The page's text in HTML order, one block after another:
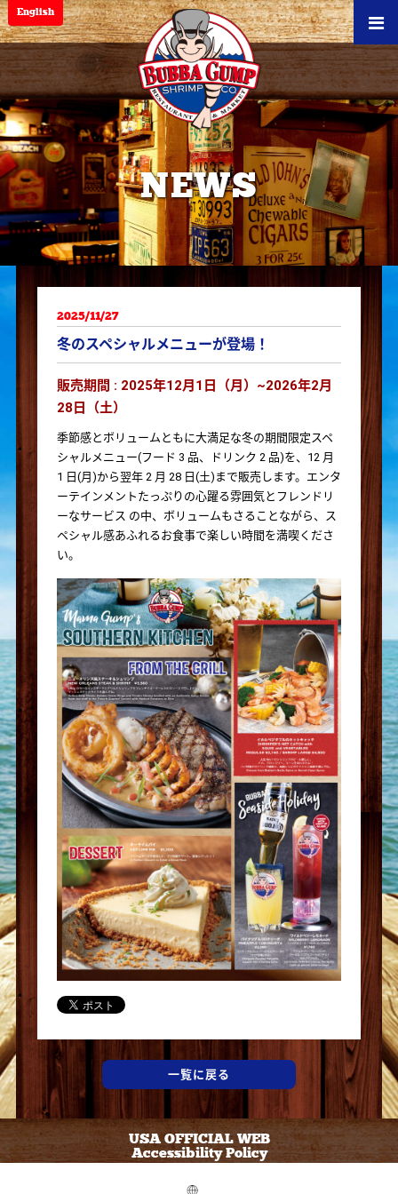
English
NEWS
2025/11/27
冬のスペシャルメニューが登場！
販売期間 : 2025年12月1日（月）~2026年2月
28日（土）
季節感とボリュームともに大満足な冬の期間限定スペ
シャルメニュー(フード 3 品、ドリンク 2 品)を、12 月
1 日(月)から翌年 2 月 28 日(土)まで販売します。エンタ
ーテインメントたっぷりの心躍る雰囲気とフレンドリ
ーなサービス の中、ボリュームもさることながら、ス
ペシャル感あふれるお食事で楽しい時間を満喫くださ
い。
一覧に戻る
USA OFFICIAL WEB
Accessibility Policy